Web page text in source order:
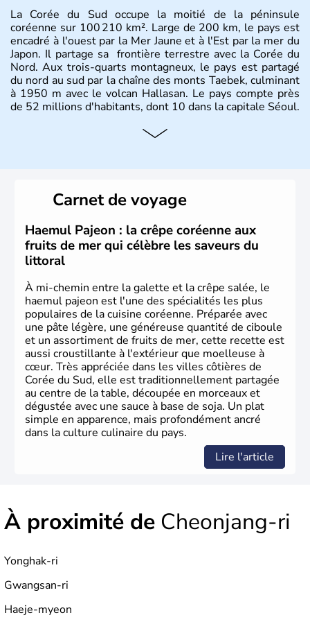
La Corée du Sud occupe la moitié de la péninsule
coréenne sur 100 210 km². Large de 200 km, le pays est
encadré à l'ouest par la Mer Jaune et à l'Est par la mer du
Japon. Il partage sa frontière terrestre avec la Corée du
Nord. Aux trois-quarts montagneux, le pays est partagé
du nord au sud par la chaîne des monts Taebek, culminant
à 1950 m avec le volcan Hallasan. Le pays compte près
de 52 millions d'habitants, dont 10 dans la capitale Séoul.
Histoire et administration
christianisme et le bouddhisme en sont les deux
principales religions. Ce pays partage sa culture avec la
Corée du Nord. Les Jeux Olympiques s’y sont déroulés en
1988, de même que la Coupe du Monde de football en
2002, en collaboration avec le Japon.
Carnet de voyage
Haemul Pajeon : la crêpe coréenne aux
fruits de mer qui célèbre les saveurs du
littoral
À mi-chemin entre la galette et la crêpe salée, le
haemul pajeon est l'une des spécialités les plus
populaires de la cuisine coréenne. Préparée avec
une pâte légère, une généreuse quantité de ciboule
et un assortiment de fruits de mer, cette recette est
aussi croustillante à l'extérieur que moelleuse à
cœur. Très appréciée dans les villes côtières de
Corée du Sud, elle est traditionnellement partagée
au centre de la table, découpée en morceaux et
dégustée avec une sauce à base de soja. Un plat
simple en apparence, mais profondément ancré
dans la culture culinaire du pays.
Lire l'article
À proximité de Cheonjang-ri
Yonghak-ri
Gwangsan-ri
Haeje-myeon